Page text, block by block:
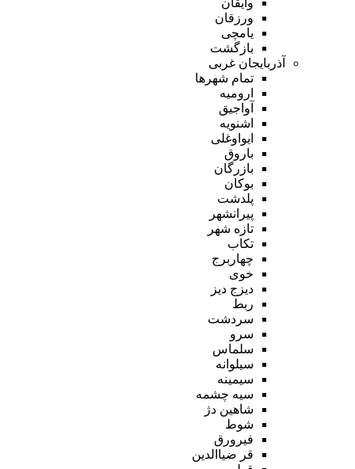
ورزقان
یامچی
بازگشت
آذربایجان غربی
تمام شهر‌ها
ارومیه
آواجیق
اشنویه
ایواوغلی
باروق
بازرگان
بوکان
پلدشت
پیرانشهر
تازه شهر
تکاب
چهاربرج
خوی
دیزج دیز
ربط
سردشت
سرو
سلماس
سیلوانه
سیمینه
سیه چشمه
شاهین دژ
شوط
فیرورق
قر ضیاالدین